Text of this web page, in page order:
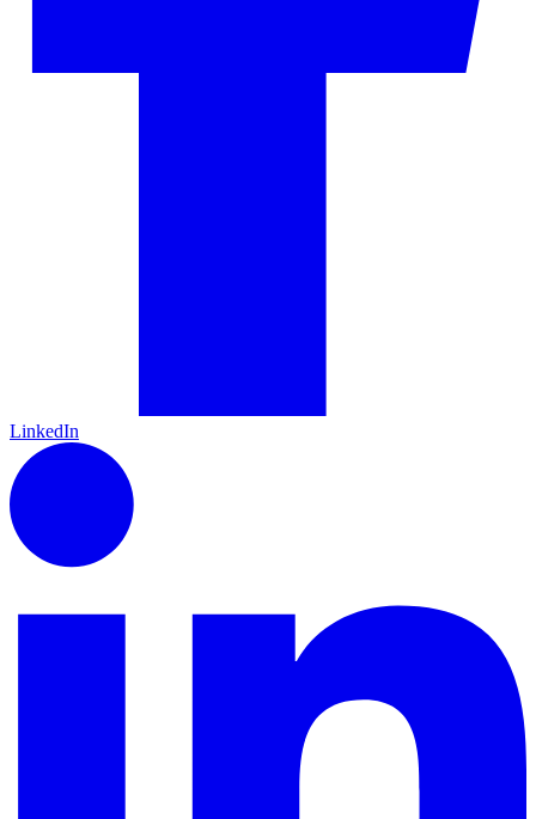
LinkedIn